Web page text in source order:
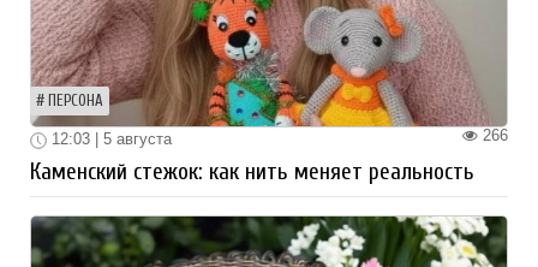
ПЕРСОНА
266
12:03 | 5 августа
Каменский стежок: как нить меняет реальность